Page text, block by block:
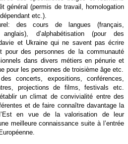
général (permis de travail, homologation
etc.).
des cours de langues (français,
d’alphabétisation (pour des
et Ukraine qui ne savent pas écrire
pour des personnes de la communauté
dans divers métiers en pénurie et
pour les personnes de troisième âge etc.
concerts, expositions, conférences,
projections de films, festivals etc.
un climat de convivialité entre des
et de faire connaître davantage la
en vue de la valorisation de leur
meilleure connaissance suite à l’entrée